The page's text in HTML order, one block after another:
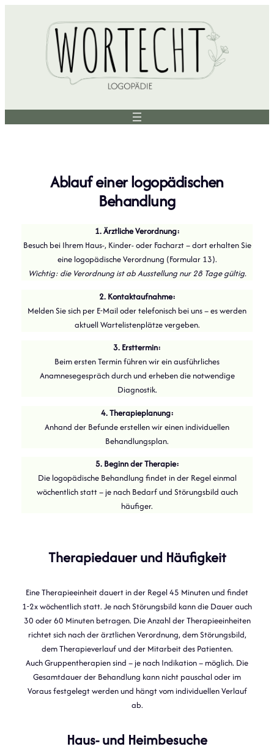
Ablauf einer logopädischen
Behandlung
1. Ärztliche Verordnung:
Besuch bei Ihrem Haus-, Kinder- oder Facharzt – dort erhalten Sie
eine logopädische Verordnung (Formular 13).
Wichtig: die Verordnung ist ab Ausstellung nur 28 Tage gültig.
2. Kontaktaufnahme:
Melden Sie sich per E-Mail oder telefonisch bei uns – es werden
aktuell Wartelistenplätze vergeben.
3. Ersttermin:
Beim ersten Termin führen wir ein ausführliches
Anamnesegespräch durch und erheben die notwendige
Diagnostik.
4. Therapieplanung:
Anhand der Befunde erstellen wir einen individuellen
Behandlungsplan.
5. Beginn der Therapie:
Die logopädische Behandlung findet in der Regel einmal
wöchentlich statt – je nach Bedarf und Störungsbild auch
häufiger.
Therapiedauer und Häufigkeit
Eine Therapieeinheit dauert in der Regel 45 Minuten und findet
1-2x wöchentlich statt. Je nach Störungsbild kann die Dauer auch
30 oder 60 Minuten betragen. Die Anzahl der Therapieeinheiten
richtet sich nach der ärztlichen Verordnung, dem Störungsbild,
dem Therapieverlauf und der Mitarbeit des Patienten.
Auch Gruppentherapien sind – je nach Indikation – möglich. Die
Gesamtdauer der Behandlung kann nicht pauschal oder im
Voraus festgelegt werden und hängt vom individuellen Verlauf
ab.
Haus- und Heimbesuche